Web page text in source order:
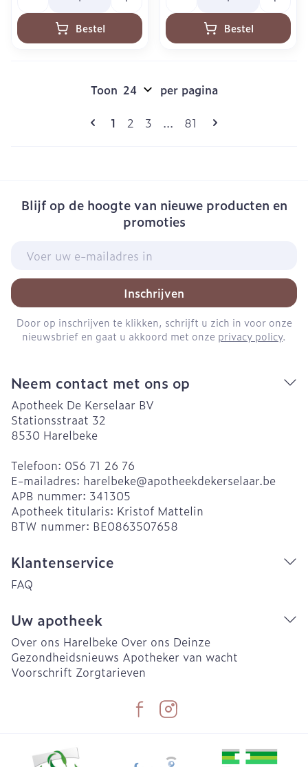
Bestel Bestel
Pagina's
U lees momenteel pagina
1 Pagina
2 Pagina
3 ... Pagina
81
Toon per pagina
Blijf op de hoogte van nieuwe producten en
promoties
Inschrijven
Door op inschrijven te klikken, schrijft u zich in voor onze
nieuwsbrief en gaat u akkoord met onze privacy policy.
Neem contact met ons op
Apotheek De Kerselaar BV
Stationsstraat 32
8530 Harelbeke
Telefoon: 056 71 26 76
E-mailadres: harelbeke@apotheekdekerselaar.be
APB nummer: 341305
Apotheek titularis: Kristof Mattelin
BTW nummer: BE0863507658
Klantenservice
FAQ
Uw apotheek
Over ons Harelbeke Over ons Deinze
Gezondheidsnieuws Apotheker van wacht
Voorschrift Zorgtarieven